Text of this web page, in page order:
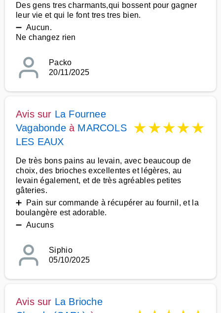
Des gens tres charmants,qui bossent pour gagner
leur vie et qui le font tres tres bien.
➖ Aucun.
Ne changez rien
Packo
20/11/2025
Avis sur La Fournee
Vagabondeà MARCOLS
LES EAUX
★★★★★
De très bons pains au levain, avec beaucoup de
choix, des brioches excellentes et légères, au
levain également, et de très agréables petites
gâteries.
➕ Pain sur commande à récupérer au fournil, et la
boulangère est adorable.
➖ Aucuns
Siphio
05/10/2025
Avis sur La Brioche